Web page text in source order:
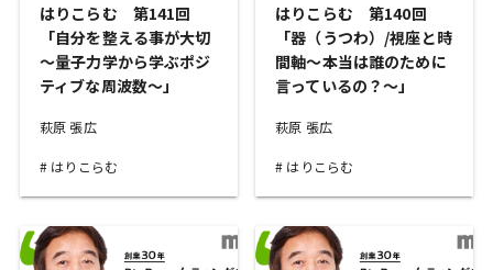
はりこらむ 第141回
「自分を整える事が大切
～量子力学から学ぶポジ
ティブな周波数～」
萩原 張広
はりこらむ
はりこらむ 第140回
「器（うつわ）/視座と時
間軸～本当は誰のために
言っているの？～」
萩原 張広
はりこらむ